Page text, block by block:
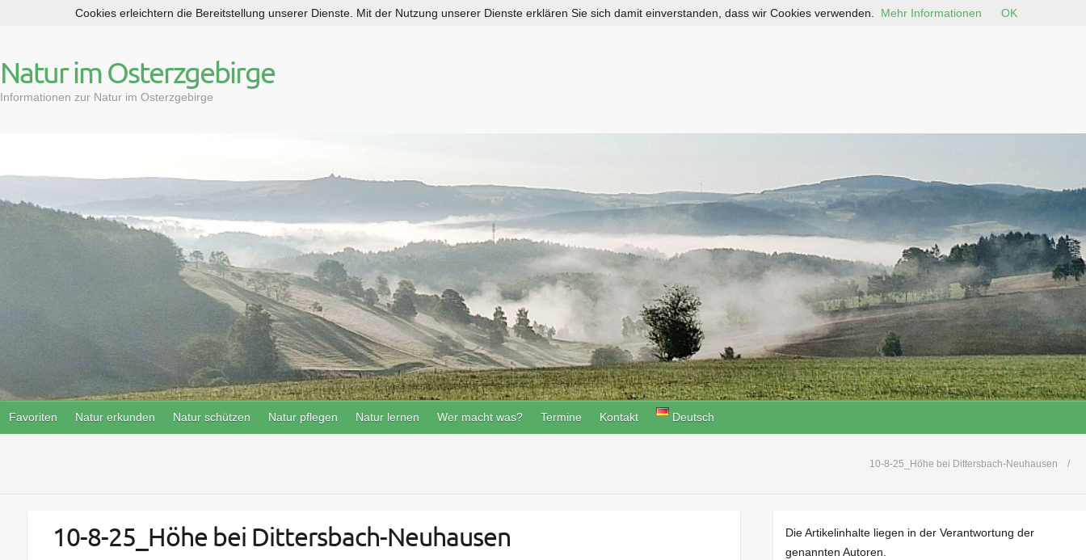
p
t
e
Natur im Osterzgebirge
Informationen zur Natur im Osterzgebirge
Favoriten Natur erkunden Natur schützen Natur pflegen Natur lernen Wer macht was? Termine Kontakt Deutsch
10-8-25_Höhe bei Dittersbach-Neuhausen
10-8-25_Höhe bei Dittersbach-Neuhausen
Die Artikelinhalte liegen in der Verantwortung der
genannten Autoren.
Cookies erleichtern die Bereitstellung unserer Dienste. Mit der Nutzung unserer Dienste erklären Sie sich damit einverstanden, dass wir Cookies verwenden. Mehr Informationen OK